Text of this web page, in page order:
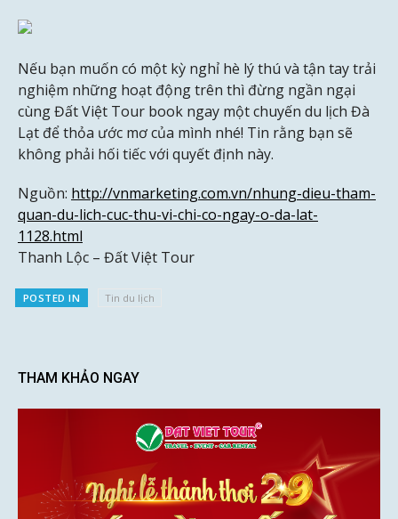
Nếu bạn muốn có một kỳ nghỉ hè lý thú và tận tay trải
nghiệm những hoạt động trên thì đừng ngần ngại
cùng Đất Việt Tour book ngay một chuyến du lịch Đà
Lạt để thỏa ước mơ của mình nhé! Tin rằng bạn sẽ
không phải hối tiếc với quyết định này.
Nguồn: http://vnmarketing.com.vn/nhung-dieu-tham-
quan-du-lich-cuc-thu-vi-chi-co-ngay-o-da-lat-
1128.html
Thanh Lộc – Đất Việt Tour
POSTED IN Tin du lịch
THAM KHẢO NGAY